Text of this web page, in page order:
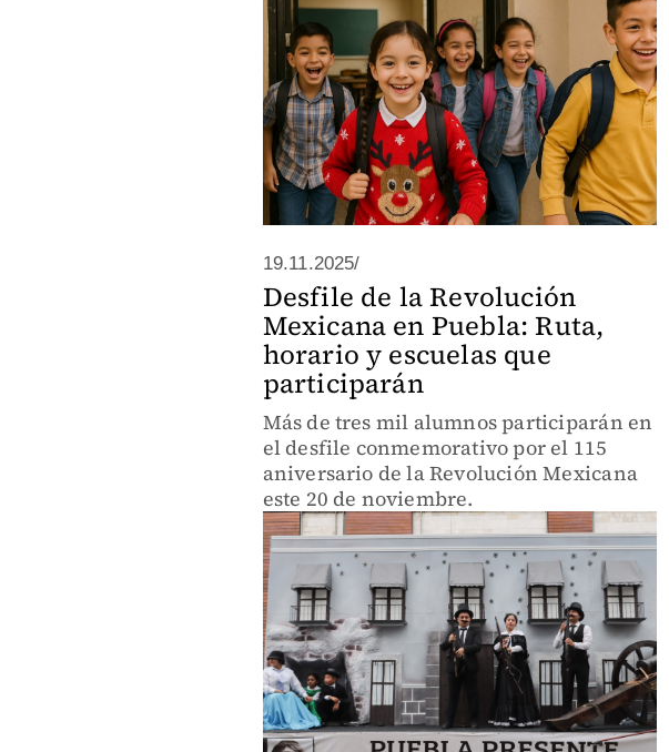
19.11.2025/
Desfile de la Revolución
Mexicana en Puebla: Ruta,
horario y escuelas que
participarán
Más de tres mil alumnos participarán en
el desfile conmemorativo por el 115
aniversario de la Revolución Mexicana
este 20 de noviembre.